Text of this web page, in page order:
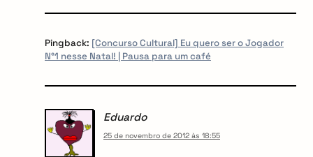
Pingback: [Concurso Cultural] Eu quero ser o Jogador
N°1 nesse Natal! | Pausa para um café
Eduardo
25 de novembro de 2012 às 18:55